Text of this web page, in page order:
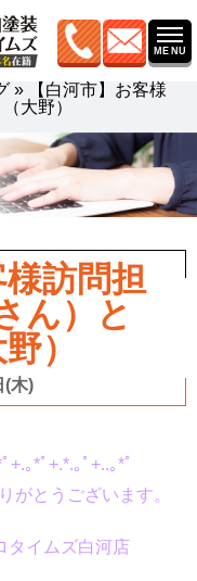
»
【白河市】お客様
大野）
様訪問担
ん）と
）
(木)
+.｡*ﾟ+.*.｡ﾟ+..｡*ﾟ
がとうございます。
タイムズ白河店